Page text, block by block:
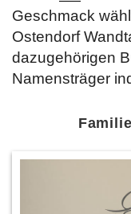
Geschmack
Ostendorf
dazugehörigen
Namensträger